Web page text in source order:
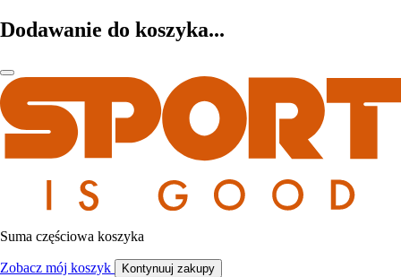
Dodawanie do koszyka...
Suma częściowa koszyka
Zobacz mój koszyk Kontynuuj zakupy